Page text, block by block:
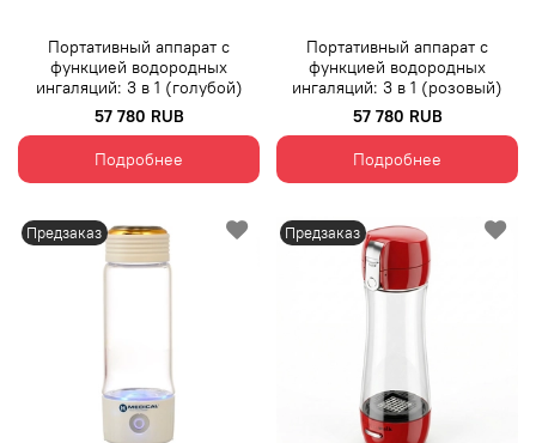
Портативный аппарат с
функцией водородных
ингаляций: 3 в 1 (голубой)
57 780 RUB
Подробнее
Портативный аппарат с
функцией водородных
ингаляций: 3 в 1 (розовый)
57 780 RUB
Подробнее
Предзаказ Предзаказ